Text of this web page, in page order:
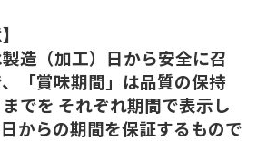
造（加工）日から安全に召
「賞味期間」は品質の保持
でを それぞれ期間で表示し
からの期間を保証するもので